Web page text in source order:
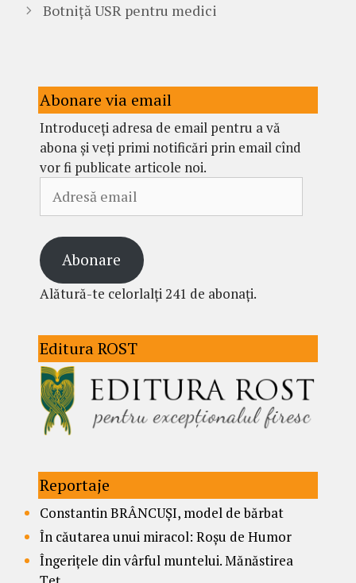
Botniță USR pentru medici
Abonare via email
Introduceți adresa de email pentru a vă
abona și veți primi notificări prin email cînd
vor fi publicate articole noi.
email
Abonare
Alătură-te celorlalți 241 de abonați.
Editura ROST
Reportaje
Constantin BRÂNCUȘI, model de bărbat
În căutarea unui miracol: Roșu de Humor
Îngerițele din vârful muntelui. Mănăstirea